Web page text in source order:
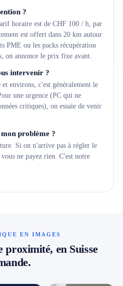
?
horaire est de CHF 100 / h, par
est offert dans 20 km autour
PME ou les packs récupération
on annonce le prix fixe avant.
intervenir ?
environs, c'est généralement le
une urgence (PC qui ne
critiques), on essaie de venir
problème ?
Si on n'arrive pas à régler le
ne payez rien. C'est notre
EN IMAGES
en Suisse